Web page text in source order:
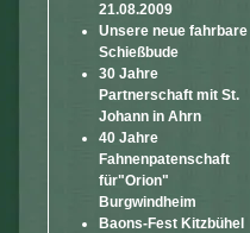
21.08.2009
Unsere neue fahrbare
Schießbude
30 Jahre
Partnerschaft mit St.
Johann in Ahrn
40 Jahre
Fahnenpatenschaft
für"Orion"
Burgwindheim
Baons-Fest Kitzbühel